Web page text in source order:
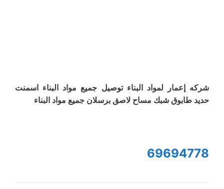
شركه إعمار لمواد البناء توصيل جميع مواد البناء اسمنت
حديد طابوق شبك مساح لاصق برسلان جميع مواد البناء
69694778